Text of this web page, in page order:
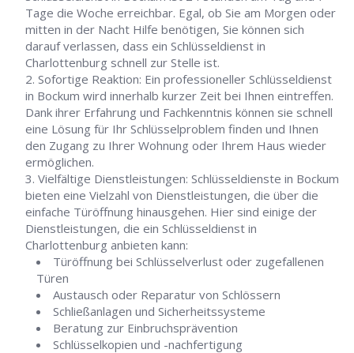
Tage die Woche erreichbar. Egal, ob Sie am Morgen oder
mitten in der Nacht Hilfe benötigen, Sie können sich
darauf verlassen, dass ein Schlüsseldienst in
Charlottenburg schnell zur Stelle ist.
Sofortige Reaktion: Ein professioneller Schlüsseldienst
in Bockum wird innerhalb kurzer Zeit bei Ihnen eintreffen.
Dank ihrer Erfahrung und Fachkenntnis können sie schnell
eine Lösung für Ihr Schlüsselproblem finden und Ihnen
den Zugang zu Ihrer Wohnung oder Ihrem Haus wieder
ermöglichen.
Vielfältige Dienstleistungen: Schlüsseldienste in Bockum
bieten eine Vielzahl von Dienstleistungen, die über die
einfache Türöffnung hinausgehen. Hier sind einige der
Dienstleistungen, die ein Schlüsseldienst in
Charlottenburg anbieten kann:
Türöffnung bei Schlüsselverlust oder zugefallenen
Türen
Austausch oder Reparatur von Schlössern
Schließanlagen und Sicherheitssysteme
Beratung zur Einbruchsprävention
Schlüsselkopien und -nachfertigung